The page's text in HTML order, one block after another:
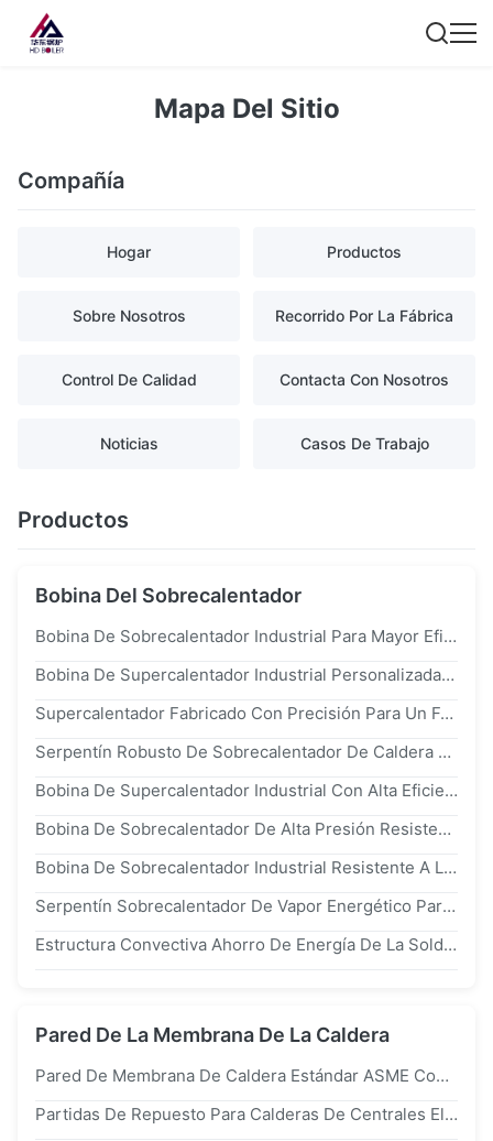
Mapa Del Sitio
Compañía
Hogar Productos
Sobre Nosotros Recorrido Por La Fábrica
Control De Calidad Contacta Con Nosotros
Noticias Casos De Trabajo
Productos
Bobina Del Sobrecalentador
Bobina De Sobrecalentador Industrial Para Mayor Eficiencia Térmica Y Resistencia A Altas Temperaturas Con Diseño Personalizable
Bobina De Supercalentador Industrial Personalizada Para Una Máxima Durabilidad En Aplicaciones Industriales De Trabajo Pesado
Supercalentador Fabricado Con Precisión Para Un Funcionamiento Estable Y Un Ahorro De Energía En Varios Tipos De Calderas
Serpentín Robusto De Sobrecalentador De Caldera Con Alta Absorción De Calor Y Resistencia A La Fatiga Térmica Para Calderas De Vapor
Bobina De Supercalentador Industrial Con Alta Eficiencia De Transferencia De Calor Y Diseño Personalizable Duradero
Bobina De Sobrecalentador De Alta Presión Resistente A La Corrosión Con Diseño Personalizado Para Aplicaciones Industriales
Bobina De Sobrecalentador Industrial Resistente A La Corrosión De Alta Presión Con Longitud Personalizable Para Calderas
Serpentín Sobrecalentador De Vapor Energético Para Máxima Transferencia De Calor Y Menor Consumo De Energía En Procesos Industriales De Alta Presión
Estructura Convectiva Ahorro De Energía De La Soldadura De La Bobina Del Sobrecalentador φ32
Pared De La Membrana De La Caldera
Pared De Membrana De Caldera Estándar ASME Con Tubos De Acero Al Carbono Para Recuperación De Calor Residual En Centrales Eléctricas
Partidas De Repuesto Para Calderas De Centrales Eléctricas Hojas De Paneles De Pared Pared De Membrana Estándar ASME